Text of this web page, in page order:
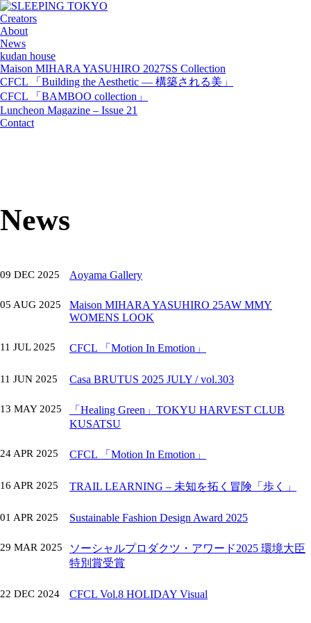
Creators
About
News
kudan house
Maison MIHARA YASUHIRO 2027SS Collection
CFCL 「Building the Aesthetic — 構築される美」
CFCL 「BAMBOO collection」
Luncheon Magazine – Issue 21
Contact
News
09 DEC 2025 Aoyama Gallery
05 AUG 2025
Maison MIHARA YASUHIRO 25AW MMY
WOMENS LOOK
11 JUL 2025 CFCL 「Motion In Emotion」
11 JUN 2025 Casa BRUTUS 2025 JULY / vol.303
13 MAY 2025
「Healing Green」TOKYU HARVEST CLUB
KUSATSU
24 APR 2025 CFCL 「Motion In Emotion」
16 APR 2025 TRAIL LEARNING – 未知を拓く冒険「歩く」
01 APR 2025 Sustainable Fashion Design Award 2025
29 MAR 2025
ソーシャルプロダクツ・アワード2025 環境大臣
特別賞受賞
22 DEC 2024 CFCL Vol.8 HOLIDAY Visual